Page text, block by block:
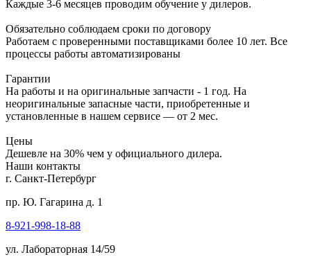
Каждые 3-6 месяцев проводим обучение у дилеров.
Обязательно соблюдаем сроки по договору
Работаем с проверенными поставщиками более 10 лет. Все
процессы работы автоматизированы
Гарантии
На работы и на оригинальные запчасти - 1 год. На
неоригинальные запасные части, приобретенные и
установленные в нашем сервисе — от 2 мес.
Цены
Дешевле на 30% чем у официального дилера.
Наши контакты
г. Санкт-Петербург
пр. Ю. Гагарина д. 1
8-921-998-18-88
ул. Лабораторная 14/59